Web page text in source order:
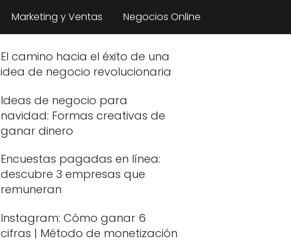
Marketing y Ventas Negocios Online
El camino hacia el éxito de una
idea de negocio revolucionaria
Ideas de negocio para
navidad: Formas creativas de
ganar dinero
Encuestas pagadas en línea:
descubre 3 empresas que
remuneran
Instagram: Cómo ganar 6
cifras | Método de monetización